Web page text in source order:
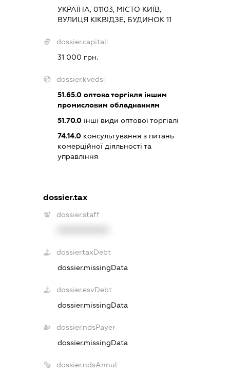
УКРАЇНА, 01103, МІСТО КИЇВ,
ВУЛИЦЯ КІКВІДЗЕ, БУДИНОК 11
dossier.capital:
31 000 грн.
dossier.kveds:
51.65.0 оптова торгівля іншим
промисловим обладнанням
51.70.0 інші види оптової торгівлі
74.14.0 консультування з питань
комерційної діяльності та
управління
dossier.tax
dossier.staff
dossier.taxDebt
dossier.missingData
dossier.esvDebt
dossier.missingData
dossier.ndsPayer
dossier.missingData
dossier.ndsAnnul